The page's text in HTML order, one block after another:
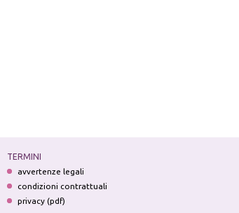
TERMINI
avvertenze legali
condizioni contrattuali
privacy (pdf)